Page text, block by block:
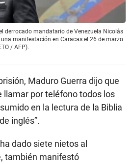
derrocado mandatario de Venezuela Nicolás
manifestación en Caracas el 26 de marzo
/ AFP).
Maduro Guerra dijo que
llamar por teléfono todos los
en la lectura de la Biblia
inglés”.
dado siete nietos al
también manifestó